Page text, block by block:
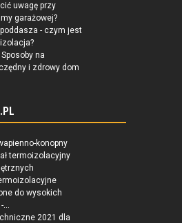
uwagę przy
garażowej?
- czym jest
Sposoby na
i zdrowy dom
konopny
termoizolacyjny
do wysokich
2021 dla